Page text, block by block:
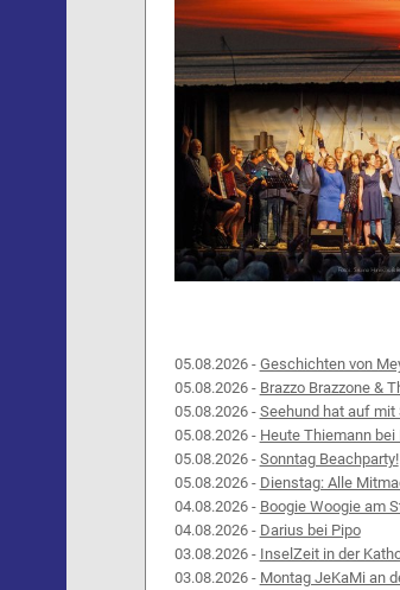
05.08.2026 - Geschichten von
05.08.2026 - Brazzo Brazzone &
05.08.2026 - Seehund hat auf mit
05.08.2026 - Heute Thiemann bei
05.08.2026 - Sonntag Beachparty!
05.08.2026 - Dienstag: Alle
04.08.2026 - Boogie Woogie am
04.08.2026 - Darius bei Pipo
03.08.2026 - InselZeit in der
03.08.2026 - Montag JeKaMi an